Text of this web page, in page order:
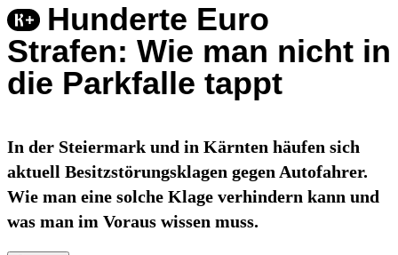
Hunderte Euro
Strafen: Wie man nicht in
die Parkfalle tappt
In der Steiermark und in Kärnten häufen sich
aktuell Besitzstörungsklagen gegen Autofahrer.
Wie man eine solche Klage verhindern kann und
was man im Voraus wissen muss.